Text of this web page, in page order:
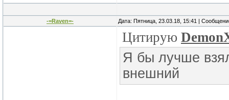
-=Raven=- Дата: Пятница, 23.03.18, 15:41 |
Цитирую
Я бы лучше
внешний